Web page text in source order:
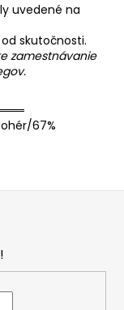
uvedené na
skutočnosti.
zamestnávanie
67%